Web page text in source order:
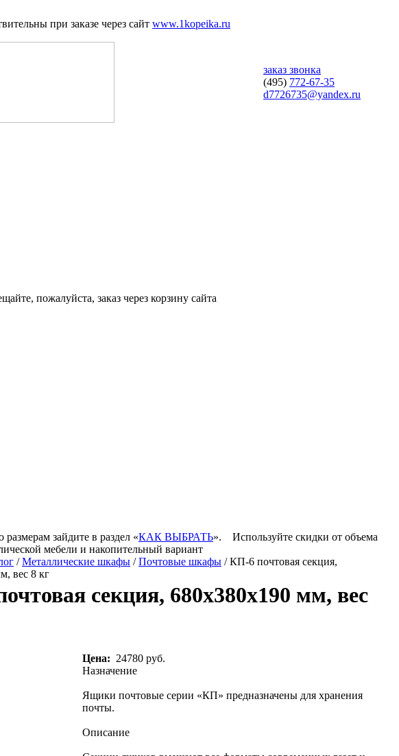
при заказе через сайт www.1kopeika.ru
заказ звонка
(495) 772-67-35
d7726735@yandex.ru
пожалуйста, заказ через корзину сайта
размерам зайдите в раздел «КАК ВЫБРАТЬ».
Используйте скидки от объема
мебели и накопительный вариант
/Металлические шкафы /Почтовые шкафы / КП-6 почтовая секция,
вес 8 кг
секция, 680х380х190 мм, вес
Цена: 24780 руб.
Назначение
Ящики почтовые серии «КП» предназначены для хранения
почты.
Описание